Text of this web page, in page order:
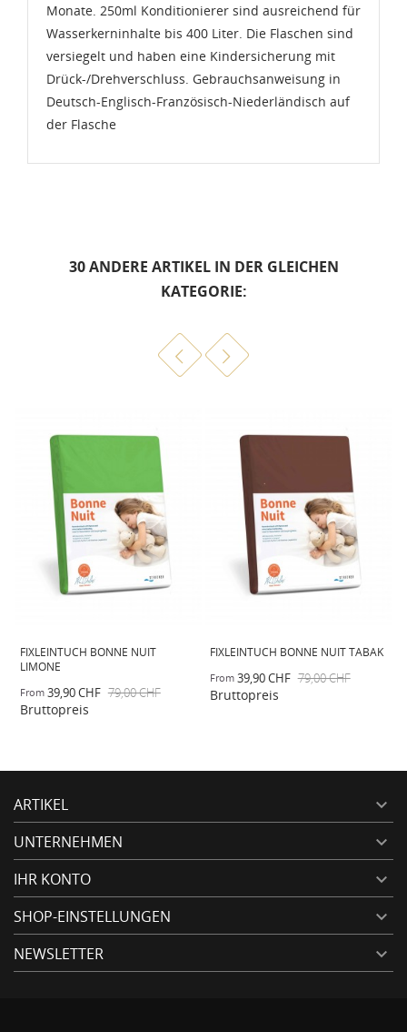
Monate. 250ml Konditionierer sind ausreichend für
Wasserkerninhalte bis 400 Liter. Die Flaschen sind
versiegelt und haben eine Kindersicherung mit
Drück-/Drehverschluss. Gebrauchsanweisung in
Deutsch-Englisch-Französisch-Niederländisch auf
der Flasche
30 ANDERE ARTIKEL IN DER GLEICHEN
KATEGORIE:
FIXLEINTUCH BONNE NUIT TABAK
Bruttopreis
GILLETTE FUSION5 12 STÜCK
29,95 CHF 32,95 CHF
Bruttopreis
ARTIKEL 
UNTERNEHMEN 
IHR KONTO 
SHOP-EINSTELLUNGEN 
NEWSLETTER 